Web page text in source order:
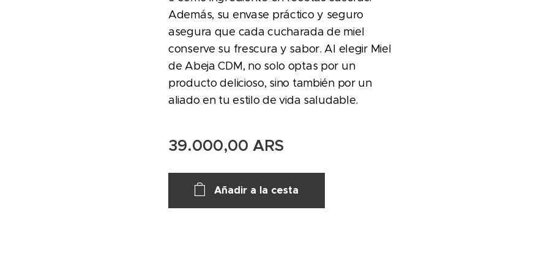
Además, su envase práctico y seguro
asegura que cada cucharada de miel
conserve su frescura y sabor. Al elegir Miel
de Abeja CDM, no solo optas por un
producto delicioso, sino también por un
aliado en tu estilo de vida saludable.
39.000,00 ARS
Añadir a la cesta